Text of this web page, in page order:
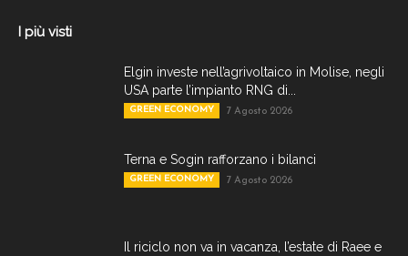
I più visti
Elgin investe nell’agrivoltaico in Molise, negli
USA parte l’impianto RNG di...
GREEN ECONOMY 7 Agosto 2026
Terna e Sogin rafforzano i bilanci
GREEN ECONOMY 7 Agosto 2026
Il riciclo non va in vacanza, l’estate di Raee e